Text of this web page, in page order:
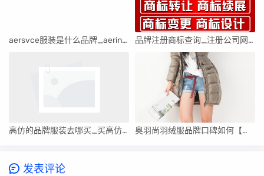
aersvce服装是什么品牌_aerin是什么衣服品牌 品牌注册商标查询_注册公司网上申请入口
高仿的品牌服装去哪买_买高仿的衣服在哪 奥羽尚羽绒服品牌口碑如何【奥羽尚羽绒服品牌口碑】
发表评论